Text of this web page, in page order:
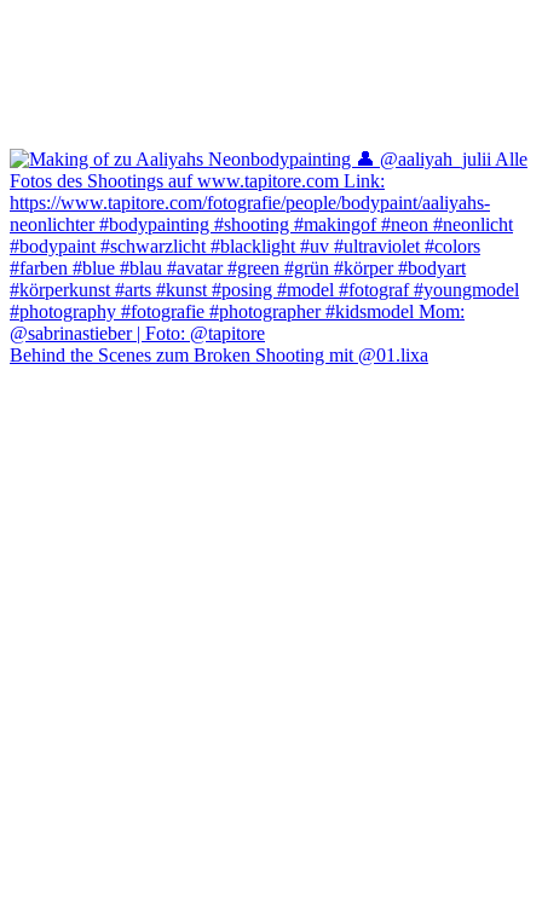
Behind the Scenes zum Broken Shooting mit @01.lixa